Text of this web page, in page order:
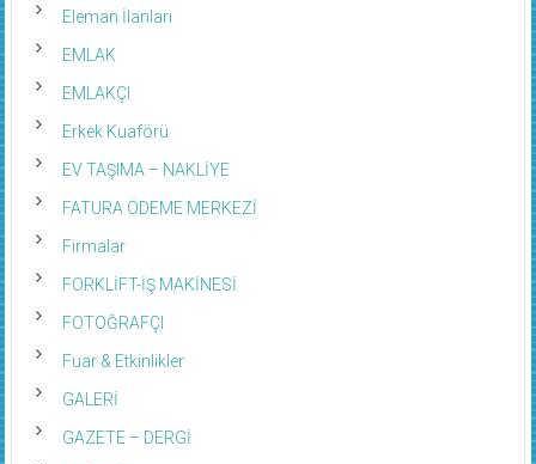
Eleman İlanları
EMLAK
EMLAKÇI
Erkek Kuaförü
EV TAŞIMA – NAKLİYE
FATURA ÖDEME MERKEZİ
Firmalar
FORKLİFT-İŞ MAKİNESİ
FOTOĞRAFÇI
Fuar & Etkinlikler
GALERİ
GAZETE – DERGİ